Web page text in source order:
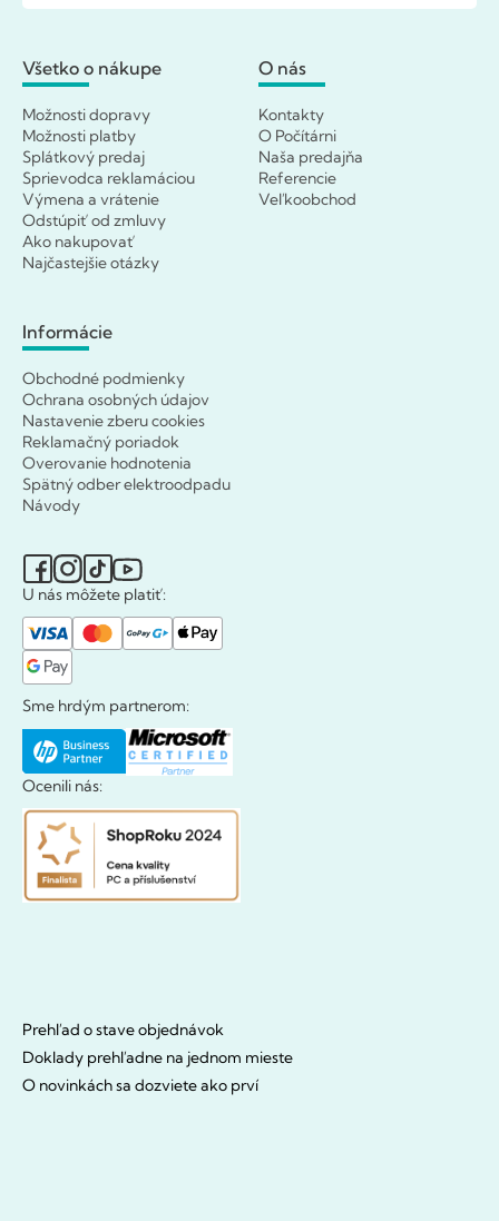
Všetko o nákupe
Možnosti dopravy
Možnosti platby
Splátkový predaj
Sprievodca reklamáciou
Výmena a vrátenie
Odstúpiť od zmluvy
Ako nakupovať
Najčastejšie otázky
O nás
Kontakty
O Počítárni
Naša predajňa
Referencie
Veľkoobchod
Informácie
Obchodné podmienky
Ochrana osobných údajov
Nastavenie zberu cookies
Reklamačný poriadok
Overovanie hodnotenia
Spätný odber elektroodpadu
Návody
U nás môžete platiť:
Sme hrdým partnerom:
Ocenili nás:
Prehľad o stave objednávok
Doklady prehľadne na jednom mieste
O novinkách sa dozviete ako prví